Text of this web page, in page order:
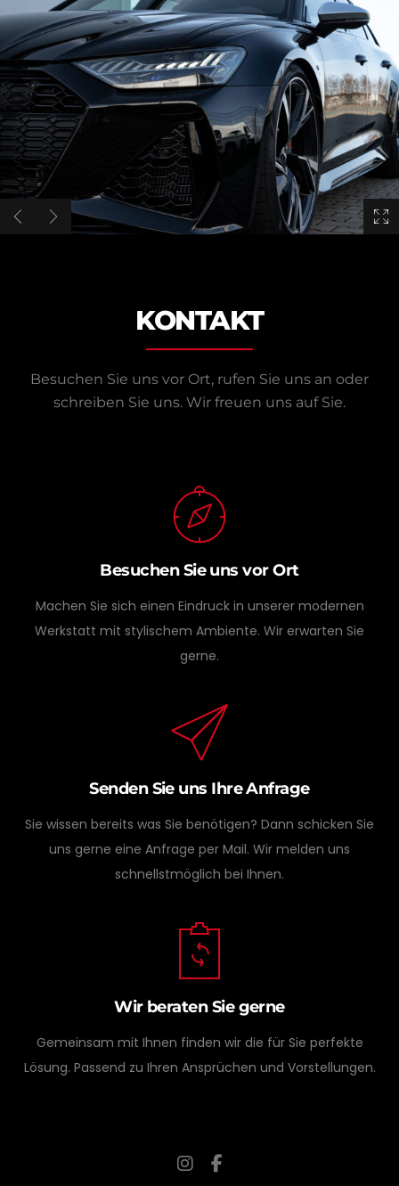
KONTAKT
Besuchen Sie uns vor Ort, rufen Sie uns an oder
schreiben Sie uns. Wir freuen uns auf Sie.
Besuchen Sie uns vor Ort
Machen Sie sich einen Eindruck in unserer modernen
Werkstatt mit stylischem Ambiente. Wir erwarten Sie
gerne.
Senden Sie uns Ihre Anfrage
Sie wissen bereits was Sie benötigen? Dann schicken Sie
uns gerne eine Anfrage per Mail. Wir melden uns
schnellstmöglich bei Ihnen.
Wir beraten Sie gerne
Gemeinsam mit Ihnen finden wir die für Sie perfekte
Lösung. Passend zu Ihren Ansprüchen und Vorstellungen.